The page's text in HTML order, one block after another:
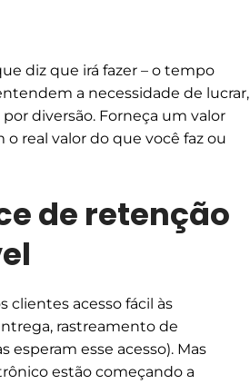
diz que irá fazer – o tempo
a necessidade de lucrar,
diversão. Forneça um valor
real valor do que você faz ou
de retenção
clientes acesso fácil às
rastreamento de
esperam esse acesso). Mas
estão começando a